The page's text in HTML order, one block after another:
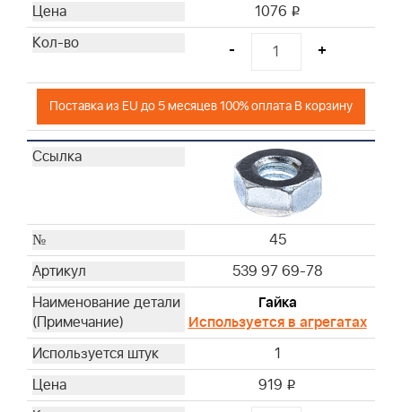
1076 i
- +
Поставка из EU до 5 месяцев 100% оплата В корзину
45
539 97 69-78
Гайка
Используется в агрегатах
1
919 i